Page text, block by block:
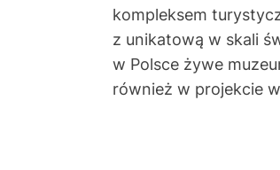
kompleksem
z unikatową w skali
w Polsce żywe
również w projekcie